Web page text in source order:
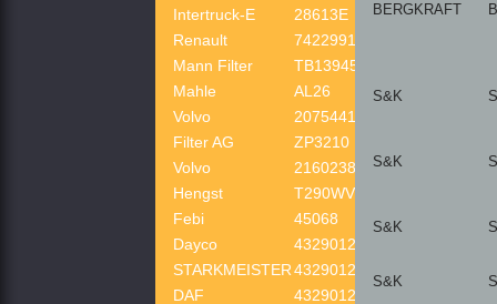
Intertruck-E
28613E
Renault
7422991713
Mann Filter
TB13945x
Mahle
AL26
Volvo
20754416
Filter AG
ZP3210
Volvo
21602385
Hengst
T290WV
Febi
45068
Dayco
4329012452
STARKMEISTER4329012452
DAF
4329012452
BERGKRAFT
S&K
S&K
S&K
S&K